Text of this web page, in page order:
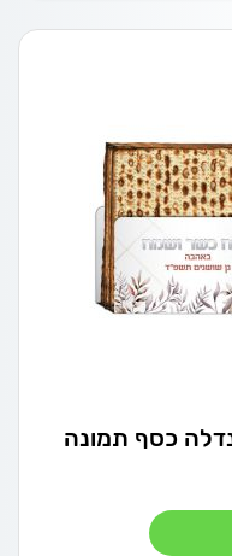
כסף תמונה